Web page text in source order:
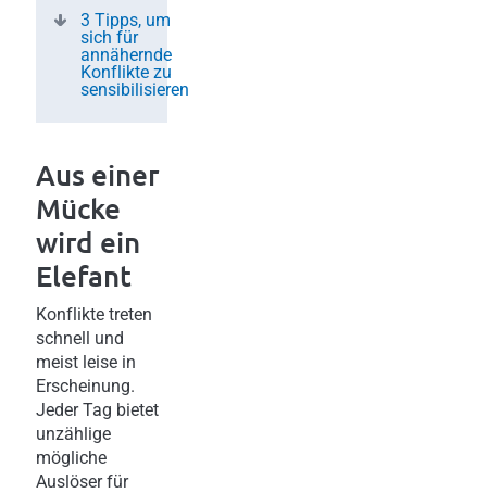
3 Tipps, um
sich für
annähernde
Konflikte zu
sensibilisieren
Aus einer
Mücke
wird ein
Elefant
Konflikte treten
schnell und
meist leise in
Erscheinung.
Jeder Tag bietet
unzählige
mögliche
Auslöser für